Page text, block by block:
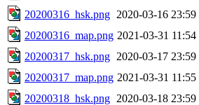
20200316_hsk.png 2020-03-16 23:59
20200316_map.png 2021-03-31 11:54
20200317_hsk.png 2020-03-17 23:59
20200317_map.png 2021-03-31 11:55
20200318_hsk.png 2020-03-18 23:59